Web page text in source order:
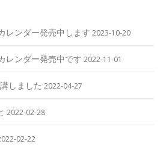
レンダー発売中します 2023-10-20
レンダー発売中です 2022-11-01
しました 2022-04-27
2022-02-28
02-22